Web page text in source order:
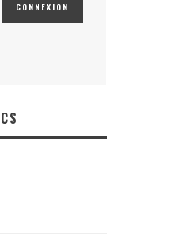
CONNEXION